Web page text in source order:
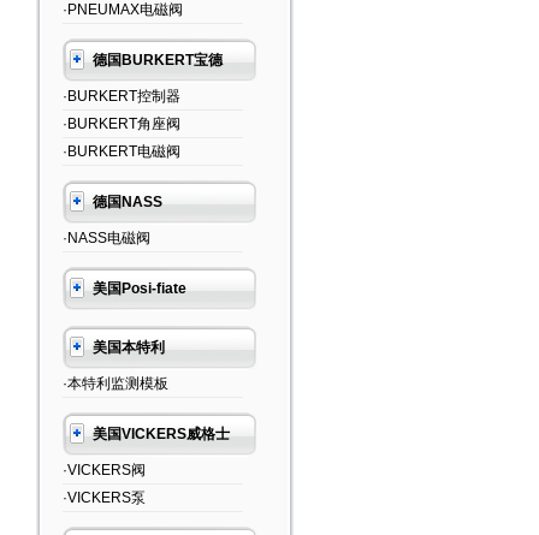
·PNEUMAX电磁阀
德国BURKERT宝德
·BURKERT控制器
·BURKERT角座阀
·BURKERT电磁阀
德国NASS
·NASS电磁阀
美国Posi-fiate
美国本特利
·本特利监测模板
美国VICKERS威格士
·VICKERS阀
·VICKERS泵